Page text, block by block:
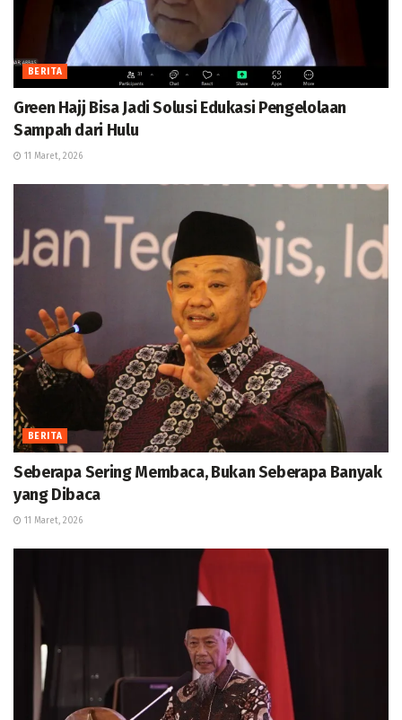
BERITA
Green Hajj Bisa Jadi Solusi Edukasi Pengelolaan
Sampah dari Hulu
11 Maret, 2026
BERITA
Seberapa Sering Membaca, Bukan Seberapa Banyak
yang Dibaca
11 Maret, 2026